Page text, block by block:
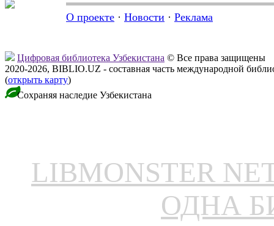
О проекте · Новости · Реклама
Цифровая библиотека Узбекистана © Все права защищены
2020-2026, BIBLIO.UZ - составная часть международной
(открыть карту)
Сохраняя наследие Узбекистана
LIBMONSTER
ОДНА